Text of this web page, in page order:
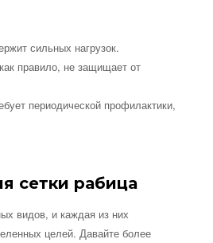
сильных нагрузок.
правило, не защищает от
периодической профилактики,
сетки рабица
видов, и каждая из них
целей. Давайте более